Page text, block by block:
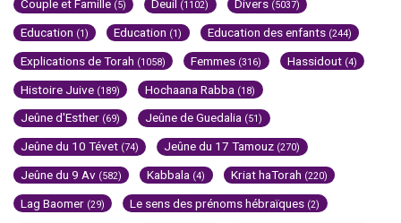
Couple et Famille (5) Deuil (1102) Divers (5037)
Education (1) Education (1) Education des enfants (244)
Explications de Torah (1058) Femmes (316) Hassidout (4)
Histoire Juive (189) Hochaana Rabba (18)
Jeûne d'Esther (69) Jeûne de Guedalia (51)
Jeûne du 10 Tévet (74) Jeûne du 17 Tamouz (270)
Jeûne du 9 Av (582) Kabbala (4) Kriat haTorah (220)
Lag Baomer (29) Le sens des prénoms hébraïques (2)